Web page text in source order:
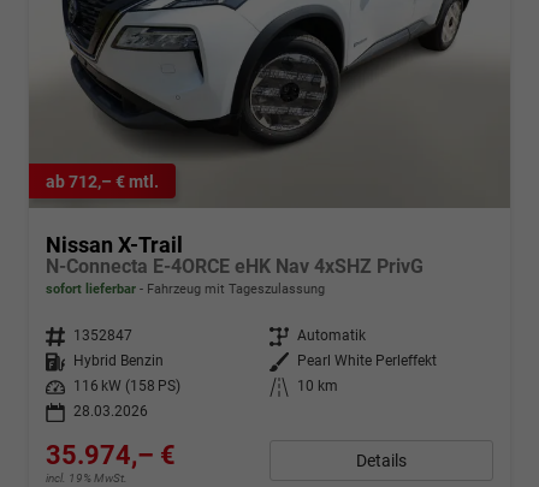
ab 712,– € mtl.
Nissan X-Trail
N-Connecta E-4ORCE eHK Nav 4xSHZ PrivG
sofort lieferbar Fahrzeug mit Tageszulassung
Fahrzeugnr. 1352847 Getriebe Automatik
Kraftstoff
Hybrid Benzin Außenfarbe
Pearl White Perleffekt
Leistung
116 kW (158 PS) Kilometerstand
10 km
28.03.2026
35.974,– €
incl. 19% MwSt.
Details